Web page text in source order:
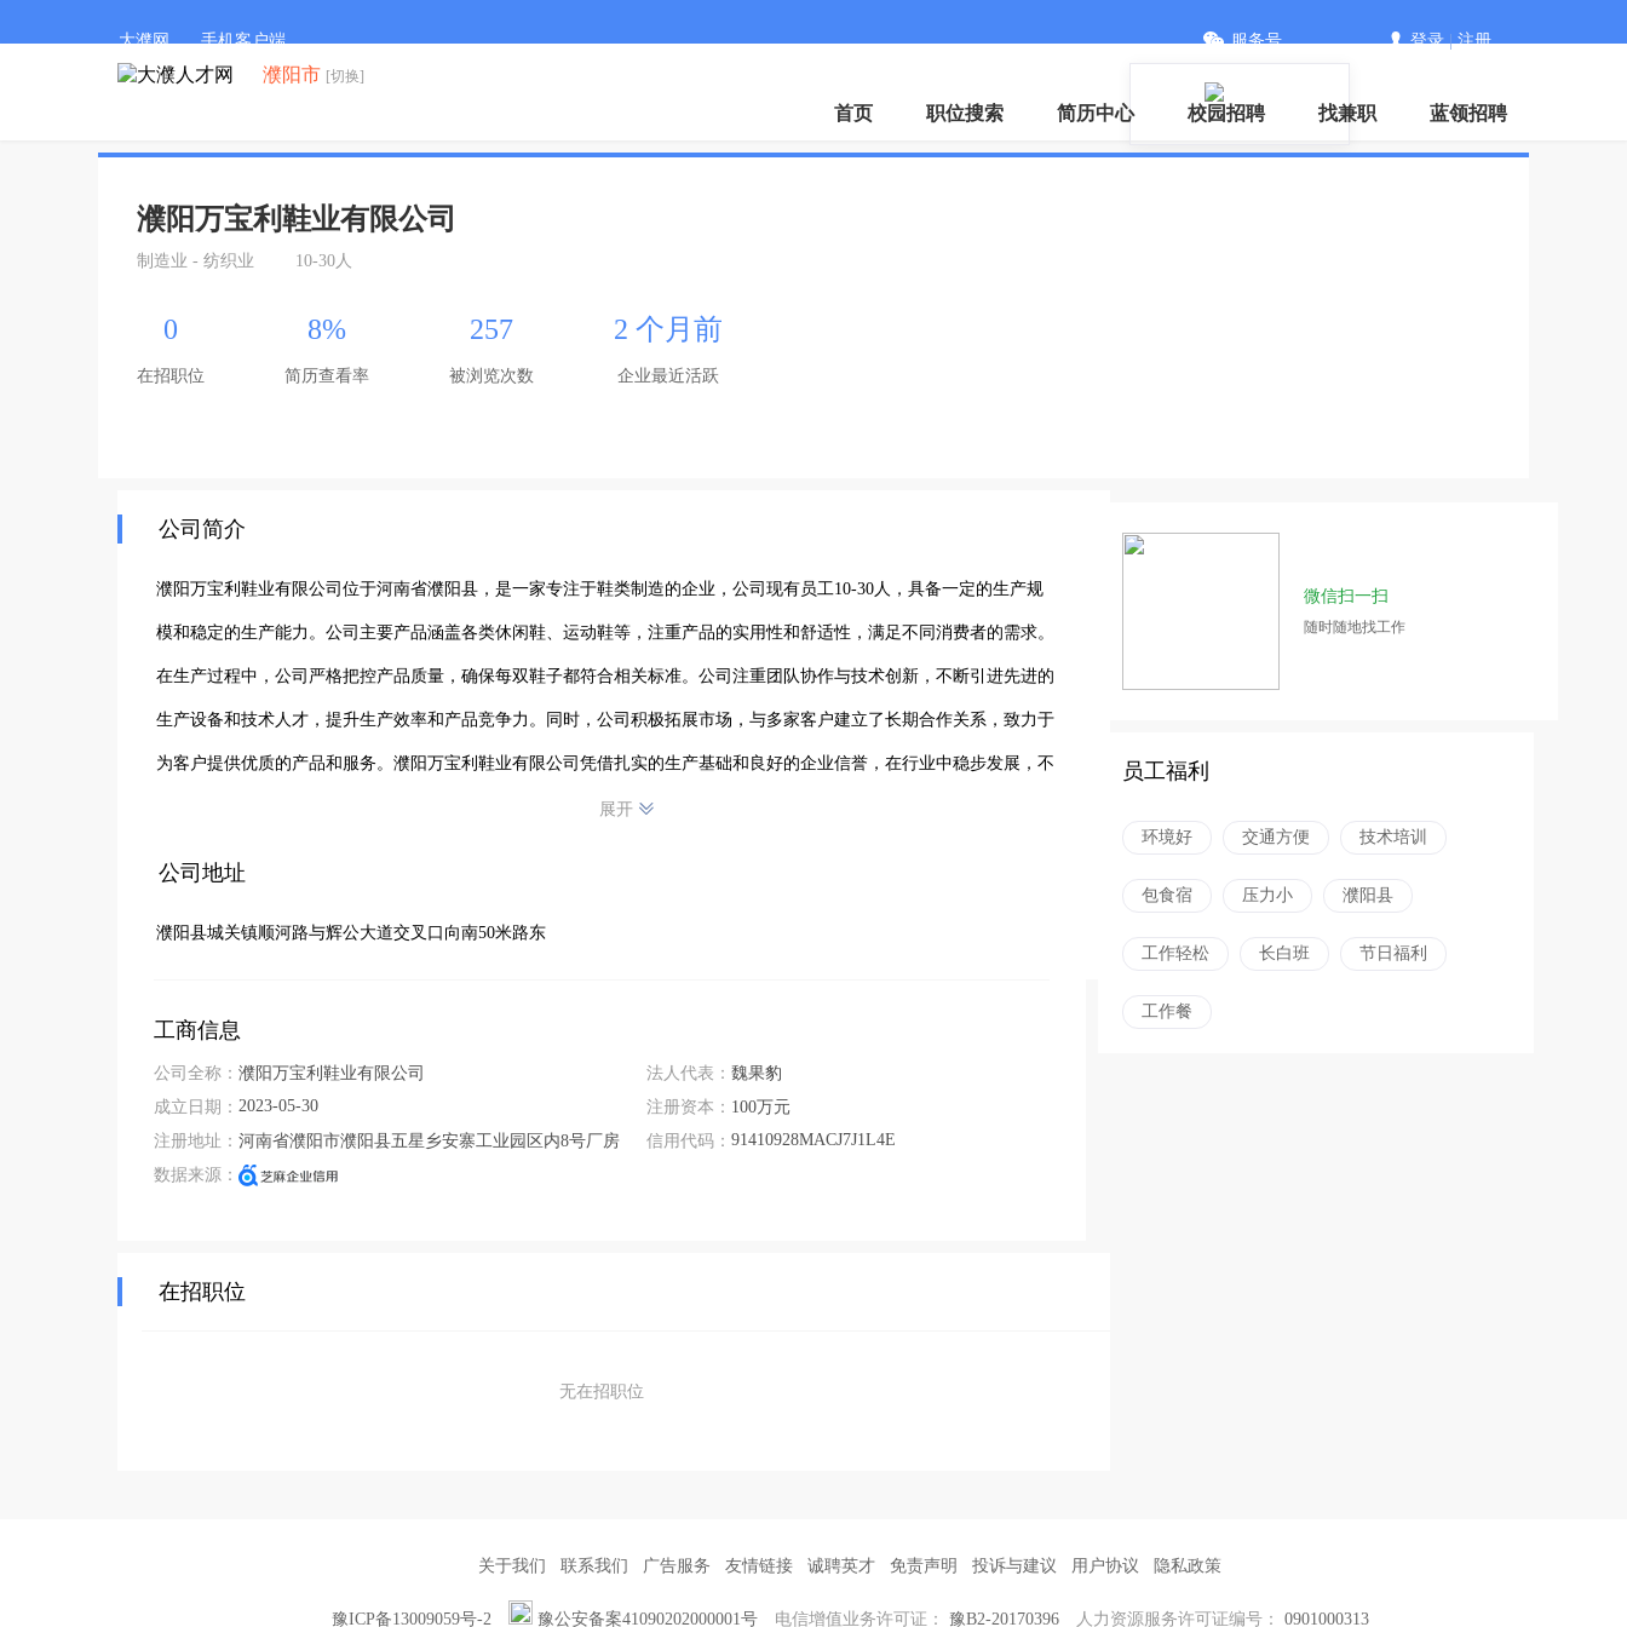
大濮网 手机客户端 服务号 登录|注册
濮阳市 [切换]
首页 职位搜索 简历中心 校园招聘 找兼职 蓝领招聘
濮阳万宝利鞋业有限公司
制造业 - 纺织业 10-30人
0
在招职位
8%
简历查看率
257
被浏览次数
2 个月前
企业最近活跃
公司简介
濮阳万宝利鞋业有限公司位于河南省濮阳县，是一家专注于鞋类制造的企业，公司现有员工10-30人，具备一定的生产规
模和稳定的生产能力。公司主要产品涵盖各类休闲鞋、运动鞋等，注重产品的实用性和舒适性，满足不同消费者的需求。
在生产过程中，公司严格把控产品质量，确保每双鞋子都符合相关标准。公司注重团队协作与技术创新，不断引进先进的
生产设备和技术人才，提升生产效率和产品竞争力。同时，公司积极拓展市场，与多家客户建立了长期合作关系，致力于
为客户提供优质的产品和服务。濮阳万宝利鞋业有限公司凭借扎实的生产基础和良好的企业信誉，在行业中稳步发展，不
展开
公司地址
濮阳县城关镇顺河路与辉公大道交叉口向南50米路东
工商信息
公司全称： 濮阳万宝利鞋业有限公司
成立日期： 2023-05-30
注册地址： 河南省濮阳市濮阳县五星乡安寨工业园区内8号厂房
数据来源：
法人代表： 魏果豹
注册资本： 100万元
信用代码： 91410928MACJ7J1L4E
在招职位
无在招职位
微信扫一扫
随时随地找工作
员工福利
环境好 交通方便 技术培训
包食宿 压力小 濮阳县
工作轻松 长白班 节日福利
工作餐
关于我们 联系我们 广告服务 友情链接 诚聘英才 免责声明 投诉与建议 用户协议 隐私政策
豫ICP备13009059号-2 豫公安备案41090202000001号 电信增值业务许可证： 豫B2-20170396 人力资源服务许可证编号： 0901000313